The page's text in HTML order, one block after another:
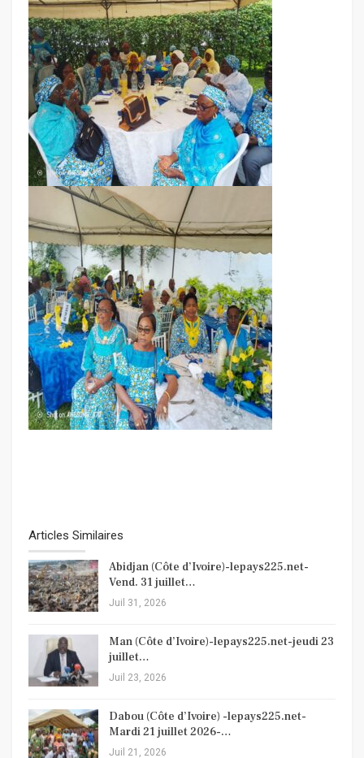
Articles Similaires
Abidjan (Côte d’Ivoire)-lepays225.net-
Vend. 31 juillet…
Juil 31, 2026
Man (Côte d’Ivoire)-lepays225.net-jeudi 23
juillet…
Juil 23, 2026
Dabou (Côte d’Ivoire) -lepays225.net-
Mardi 21 juillet 2026-…
Juil 21, 2026